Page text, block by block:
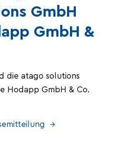
GmbH
GmbH &
die atago solutions
Hodapp GmbH & Co.
→